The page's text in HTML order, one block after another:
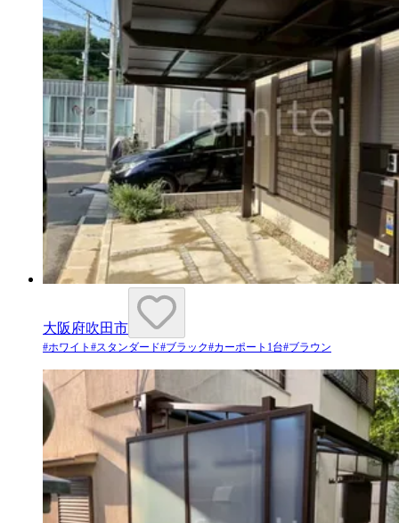
大阪府吹田市
#ホワイト #スタンダード#ブラック#カーポート1台#ブラウン